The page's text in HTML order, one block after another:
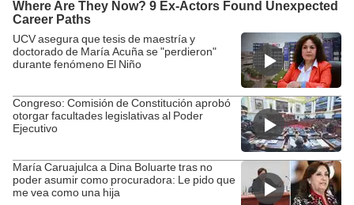
UCV asegura que tesis de maestría y
doctorado de María Acuña se "perdieron"
durante fenómeno El Niño
Congreso: Comisión de Constitución aprobó
otorgar facultades legislativas al Poder
Ejecutivo
María Caruajulca a Dina Boluarte tras no
poder asumir como procuradora: Le pido que
me vea como una hija